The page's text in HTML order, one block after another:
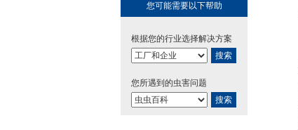
您可能需要以下帮助
根据您的行业选择解决方案
搜索
您所遇到的虫害问题
搜索